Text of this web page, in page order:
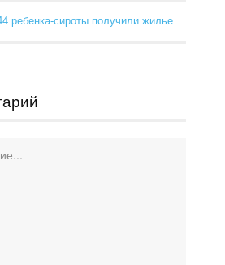
ребенка-сироты получили жилье